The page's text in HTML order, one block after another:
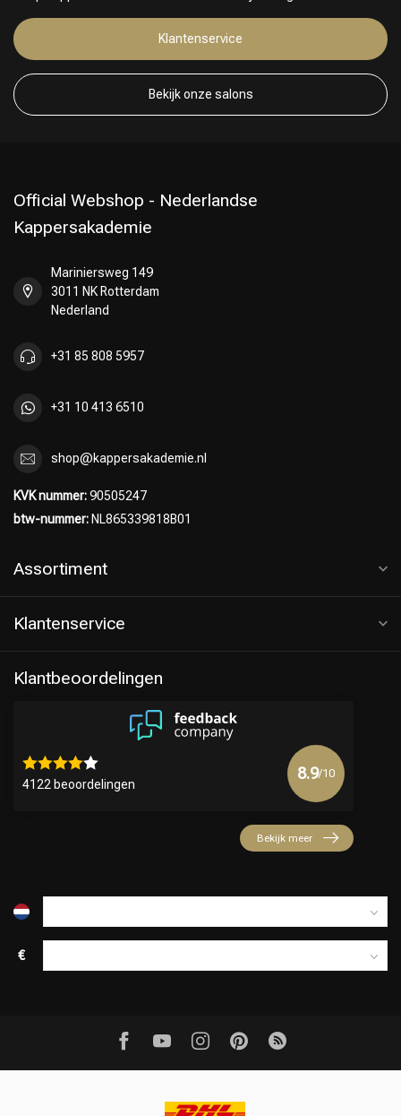
Klantenservice
Bekijk onze salons
Official Webshop - Nederlandse
Kappersakademie
Mariniersweg 149
3011 NK Rotterdam
Nederland
+31 85 808 5957
+31 10 413 6510
shop@kappersakademie.nl
KVK nummer:90505247
btw-nummer: NL865339818B01
Assortiment
Klantenservice
Klantbeoordelingen
4122 beoordelingen
8.9/10
Bekijk meer
€